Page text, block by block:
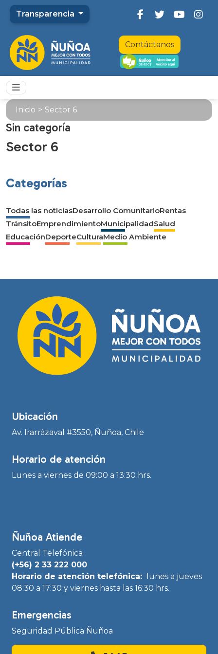
Transparencia
Contáctanos
Inicio > Sector 6
Sin categoría
Sector 6
Categorías
Todas las noticiasDesarrollo ComunitarioRentas
TránsitoEmprendimientoMunicipalidadSalud
EducaciónDeporteCulturaMedio Ambiente
Ubicación
Av. Irarrázaval #3550, Ñuñoa, Chile
Horario de atención
Lunes a viernes de 09:00 a 13:30 hrs.
Ñuñoa Atiende
Central Telefónica
(+56) 2 33 222 000
Horario de atención telefónica:
lunes a jueves
08:30 a 17:30 y viernes hasta las 16:30 hrs.
Emergencias
Seguridad Pública Ñuñoa